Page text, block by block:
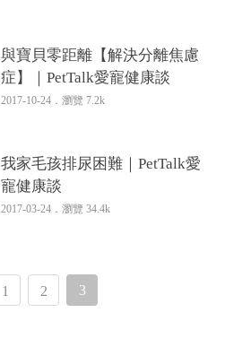
與寶貝零距離【解決分離焦慮
症】｜PetTalk愛寵健康談
2017-10-24．瀏覽 7.2k
我家毛孩排尿困難｜PetTalk愛
寵健康談
2017-03-24．瀏覽 34.4k
1 2 3